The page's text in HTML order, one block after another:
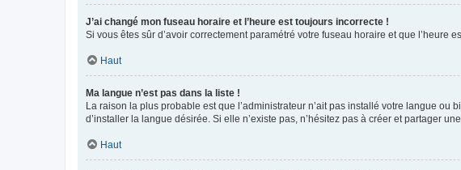
J’ai changé mon fuseau horaire et l’heure est toujours incorrecte !
Si vous êtes sûr d’avoir correctement paramétré votre fuseau horaire et que l’heure
Haut
Ma langue n’est pas dans la liste !
La raison la plus probable est que l’administrateur n’ait pas installé votre langue
d’installer la langue désirée. Si elle n’existe pas, n’hésitez pas à créer et partager
Haut